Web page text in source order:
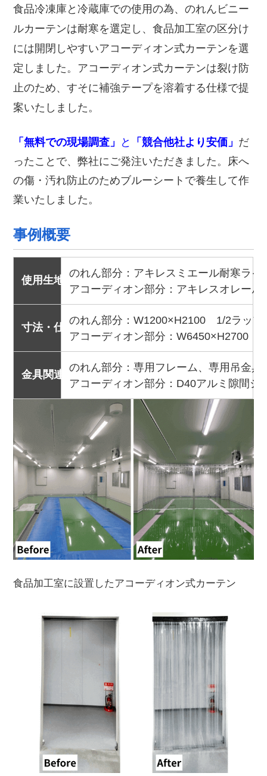
食品冷凍庫と冷蔵庫での使用の為、のれんビニー
ルカーテンは耐寒を選定し、食品加工室の区分け
には開閉しやすいアコーディオン式カーテンを選
定しました。アコーディオン式カーテンは裂け防
止のため、すそに補強テープを溶着する仕様で提
案いたしました。
「無料での現場調査」 と 「競合他社より安価」 だ
ったことで、弊社にご発注いただきました。床へ
の傷・汚れ防止のためブルーシートで養生して作
業いたしました。
事例概要
使用生地
のれん部分：アキレスミエール耐寒ラ
アコーディオン部分：アキレスオレー
寸法・仕様
のれん部分：W1200×H2100 1/2ラッ
アコーディオン部分：W6450×H2700
金具関連
のれん部分：専用フレーム、専用吊金具
アコーディオン部分：D40アルミ隙間シ
食品加工室に設置したアコーディオン式カーテン